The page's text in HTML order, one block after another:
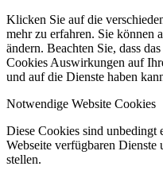
Klicken Sie auf die
mehr zu erfahren. Sie können
ändern. Beachten Sie, dass
Cookies Auswirkungen auf
und auf die Dienste haben
Notwendige Website Cookies
Diese Cookies sind unbedingt
Webseite verfügbaren
stellen.